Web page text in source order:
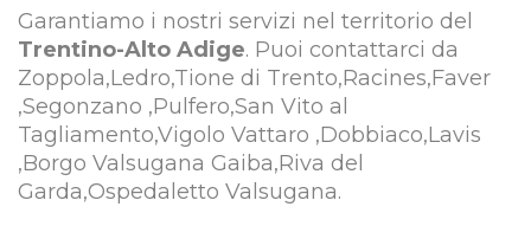
Garantiamo i nostri servizi nel territorio del
Trentino-Alto Adige. Puoi contattarci da
Zoppola,Ledro,Tione di Trento,Racines,Faver
,Segonzano ,Pulfero,San Vito al
Tagliamento,Vigolo Vattaro ,Dobbiaco,Lavis
,Borgo Valsugana Gaiba,Riva del
Garda,Ospedaletto Valsugana.